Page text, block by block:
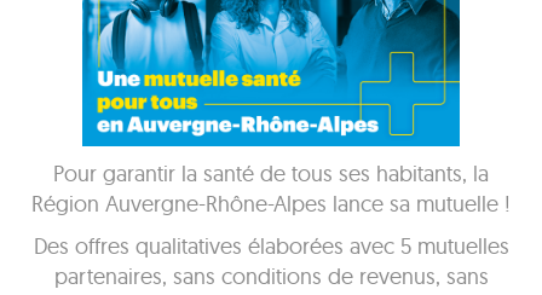
Pour garantir la santé de tous ses habitants, la
Région Auvergne-Rhône-Alpes lance sa mutuelle !
Des offres qualitatives élaborées avec 5 mutuelles
partenaires, sans conditions de revenus, sans